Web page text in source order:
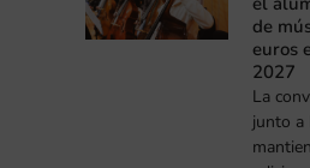
de
euros
2027
La
junto a